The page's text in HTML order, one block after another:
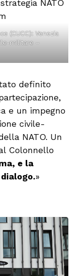
(CUCC): Venezia
militare –
definito
e un impegno
civile-
NATO. Un
Colonnello
e la
»